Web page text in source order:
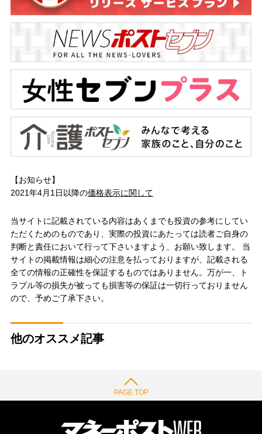
【お知らせ】
2021年4月1日以降の価格表示に関して
当サイトに記載されている内容はあくまでも投資の参考にしてい
ただくためのものであり、実際の投資にあたっては読者ご自身の
判断と責任において行って下さいますよう、お願い致します。 当
サイトの掲載情報は細心の注意を払っておりますが、記載される
全ての情報の正確性を保証するものではありません。万が一、ト
ラブル等の損失が被っても損害等の保証は一切行っておりません
ので、予めご了承下さい。
他のオススメ記事
PAGE TOP